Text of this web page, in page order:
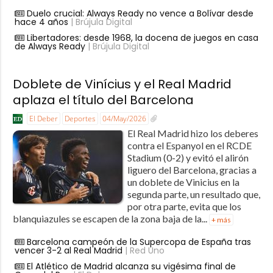
Duelo crucial: Always Ready no vence a Bolívar desde
hace 4 años | Brújula Digital
Libertadores: desde 1968, la docena de juegos en casa
de Always Ready| Brújula Digital
Doblete de Vinícius y el Real Madrid
aplaza el título del Barcelona
El Deber Deportes 04/May/2026
El Real Madrid hizo los deberes
contra el Espanyol en el RCDE
Stadium (0-2) y evitó el alirón
liguero del Barcelona, gracias a
un doblete de Vinicius en la
segunda parte, un resultado que,
por otra parte, evita que los
blanquiazules se escapen de la zona baja de la... + más
Barcelona campeón de la Supercopa de España tras
vencer 3-2 al Real Madrid | Red Uno
El Atlético de Madrid alcanza su vigésima final de